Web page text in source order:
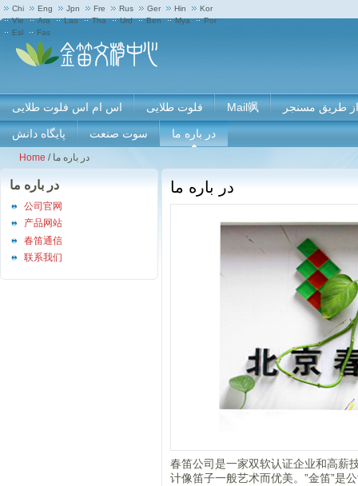
Chi Eng Jpn Fre Rus Ger Hin
Kor
Vie
Ara Lao Tha Urd Ben Mya
Por
Esl
Fas
اس ام اس فلوت طلایی فلوت طلایی Mail飒 از طریق مسنجر
پایگاه دانش سوت صنعت در باره ما
Home / در باره ما
در باره ما
公司官网
产品网站
春笛通信
联系我们
در باره ما
春笛公司是一家双软认证企业和高薪
计像笛子一般艺术而优美。”金笛”是